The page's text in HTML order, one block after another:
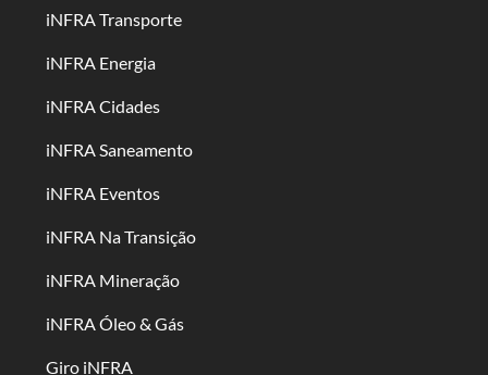
iNFRA Transporte
iNFRA Energia
iNFRA Cidades
iNFRA Saneamento
iNFRA Eventos
iNFRA Na Transição
iNFRA Mineração
iNFRA Óleo & Gás
Giro iNFRA